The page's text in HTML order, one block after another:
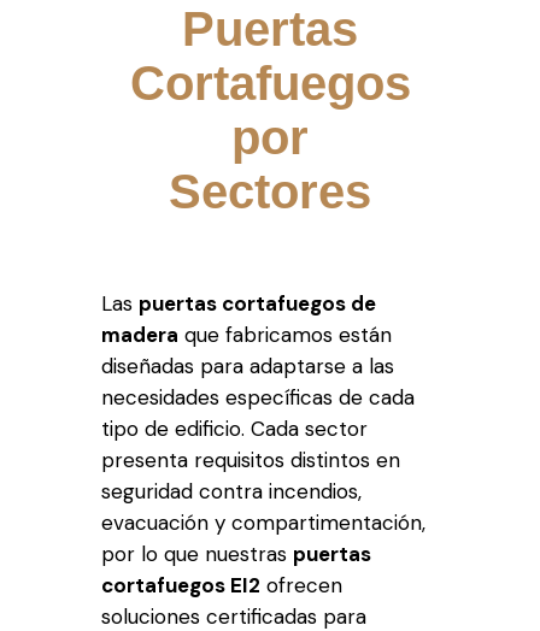
Puertas
Cortafuegos
por
Sectores
Las puertas cortafuegos de
madera que fabricamos están
diseñadas para adaptarse a las
necesidades específicas de cada
tipo de edificio. Cada sector
presenta requisitos distintos en
seguridad contra incendios,
evacuación y compartimentación,
por lo que nuestras puertas
cortafuegos EI2 ofrecen
soluciones certificadas para